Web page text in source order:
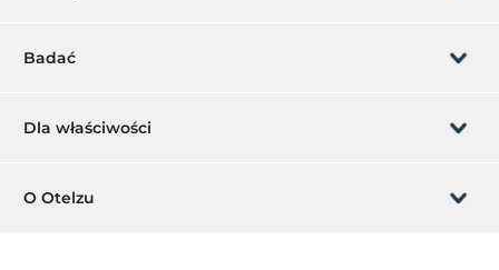
Transfer lotniskowy (płatny)
Niepełnosprawny
Zarządzanie rezerwacją
Badać
Karta podarunkowa
Dla właściwości
Dodaj swój hotel
O Otelzu